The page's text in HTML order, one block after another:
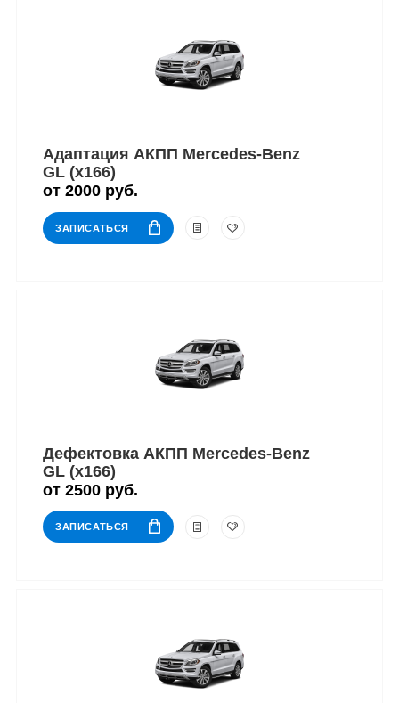
Адаптация АКПП Mercedes-Benz
GL (x166)
от 2000 руб.
ЗАПИСАТЬСЯ
Дефектовка АКПП Mercedes-Benz
GL (x166)
от 2500 руб.
ЗАПИСАТЬСЯ